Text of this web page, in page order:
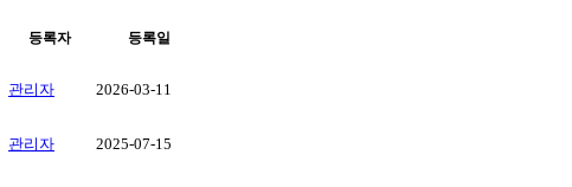
등록자 등록일
관리자 2026-03-11
관리자 2025-07-15